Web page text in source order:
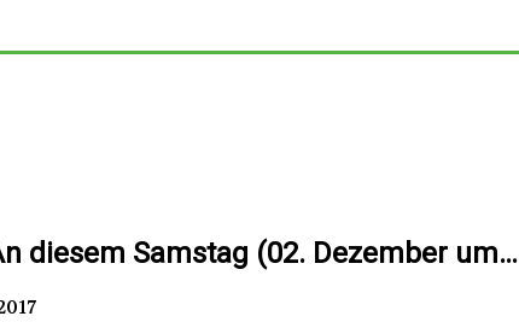
diesem Samstag (02. Dezember um…